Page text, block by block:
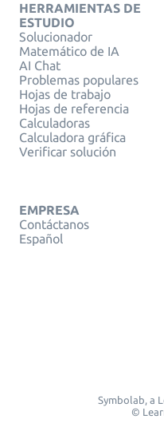
HERRAMIENTAS DE
ESTUDIO
Solucionador
Matemático de IA
AI Chat
Problemas populares
Hojas de trabajo
Hojas de referencia
Calculadoras
Calculadora gráfica
Verificar solución
EMPRESA
Contáctanos
Español
Symbolab, a
©